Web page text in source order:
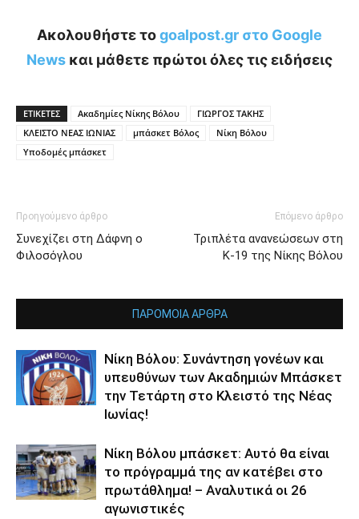
Ακολουθήστε τοgoalpost.gr στο Google
News και μάθετε πρώτοι όλες τις ειδήσεις
ΕΤΙΚΕΤΕΣ Ακαδημίες Νίκης Βόλου
ΓΙΩΡΓΟΣ ΤΑΚΗΣ
ΚΛΕΙΣΤΟ ΝΕΑΣ ΙΩΝΙΑΣ
μπάσκετ Βόλος
Νίκη Βόλου
Υποδομές μπάσκετ
Προηγούμενο άρθρο
Συνεχίζει στη Δάφνη ο
Φιλοσόγλου
Επόμενο άρθρο
Τριπλέτα ανανεώσεων στη
Κ-19 της Νίκης Βόλου
ΠΑΡΟΜΟΙΑ ΑΡΘΡΑ
Νίκη Βόλου: Συνάντηση γονέων και
υπευθύνων των Ακαδημιών Μπάσκετ
την Τετάρτη στο Κλειστό της Νέας
Ιωνίας!
Νίκη Βόλου μπάσκετ: Αυτό θα είναι
το πρόγραμμά της αν κατέβει στο
πρωτάθλημα! – Αναλυτικά οι 26
αγωνιστικές